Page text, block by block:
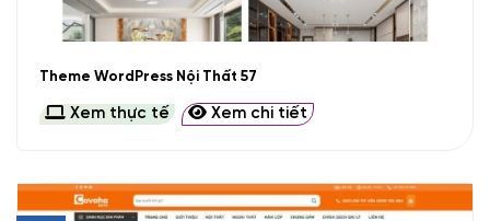
Theme WordPress Nội Thất 57
Xem thực tế Xem chi tiết